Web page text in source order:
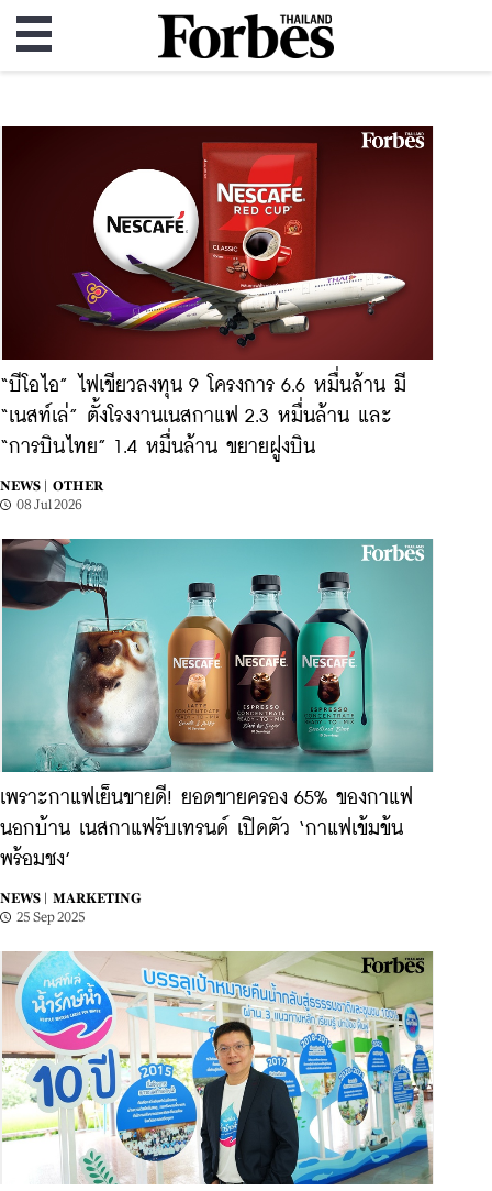
“บีโอไอ” ไฟเขียวลงทุน 9 โครงการ 6.6 หมื่นล้าน มี
“เนสท์เล่” ตั้งโรงงานเนสกาแฟ 2.3 หมื่นล้าน และ
“การบินไทย” 1.4 หมื่นล้าน ขยายฝูงบิน
NEWS |
OTHER
08 Jul 2026
เพราะกาแฟเย็นขายดี! ยอดขายครอง 65% ของกาแฟ
นอกบ้าน เนสกาแฟรับเทรนด์ เปิดตัว ‘กาแฟเข้มข้น
พร้อมชง’
NEWS |
MARKETING
25 Sep 2025